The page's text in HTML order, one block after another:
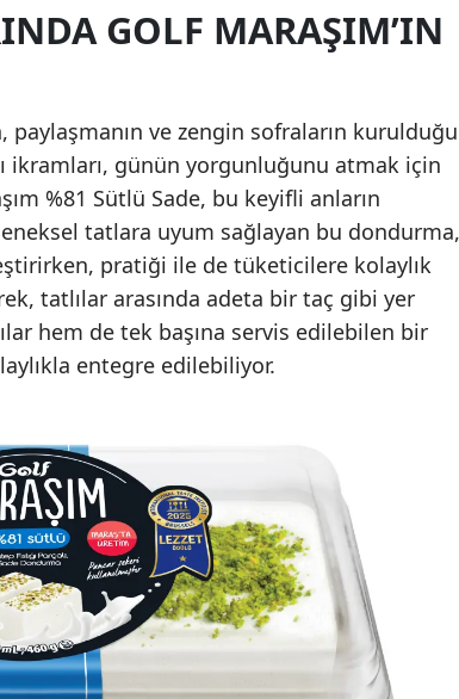
GOLF MARAŞIM’IN
ve zengin sofraların kurulduğu
ikramları, günün yorgunluğunu atmak için
%81 Sütlü Sade, bu keyifli anların
tatlara uyum sağlayan bu dondurma,
pratiği ile de tüketicilere kolaylık
tatlılar arasında adeta bir taç gibi yer
hem de tek başına servis edilebilen bir
entegre edilebiliyor.